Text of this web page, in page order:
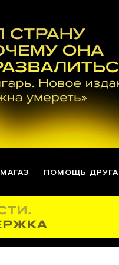
МАГАЗ ПОМОЩЬ ДРУГА